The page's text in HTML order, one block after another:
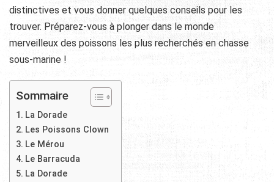
distinctives et vous donner quelques conseils pour les
trouver. Préparez-vous à plonger dans le monde
merveilleux des poissons les plus recherchés en chasse
sous-marine !
Sommaire
La Dorade
Les Poissons Clown
Le Mérou
Le Barracuda
La Dorade